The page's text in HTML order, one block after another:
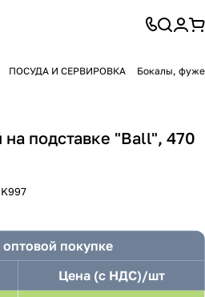
ПОСУДА И СЕРВИРОВКА Бокалы,
на подставке "Ball", 470
покупке
Цена (с НДС)/шт